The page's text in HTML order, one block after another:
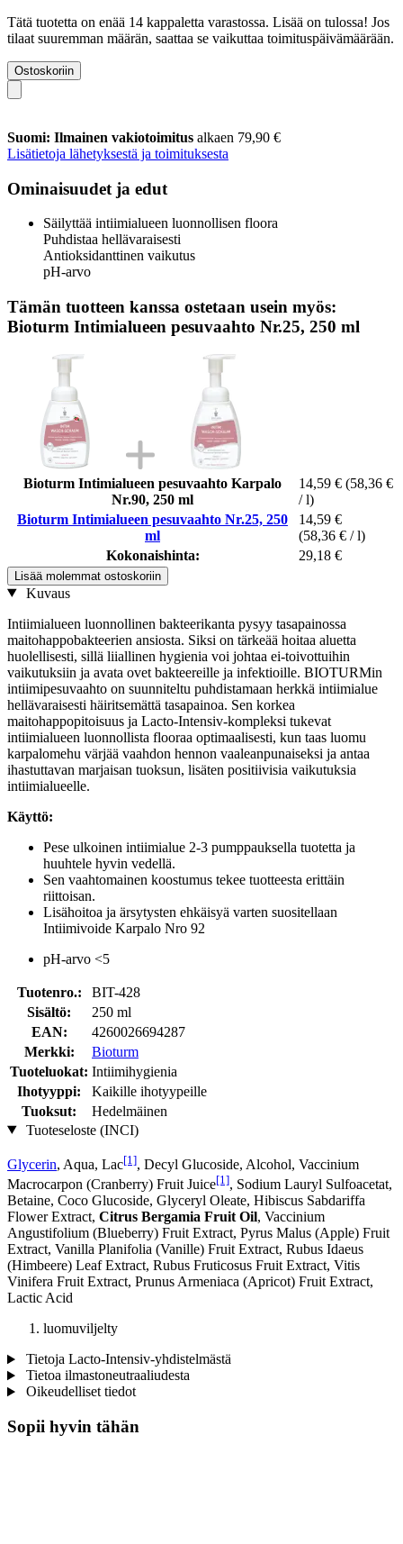
Tätä tuotetta on enää 14 kappaletta varastossa. Lisää on tulossa! Jos
tilaat suuremman määrän, saattaa se vaikuttaa toimituspäivämäärään.
Ostoskoriin
Suomi: Ilmainen vakiotoimitus alkaen 79,90 €
Lisätietoja lähetyksestä ja toimituksesta
Ominaisuudet ja edut
Säilyttää intiimialueen luonnollisen floora
Puhdistaa hellävaraisesti
Antioksidanttinen vaikutus
pH-arvo
Tämän tuotteen kanssa ostetaan usein myös:
Bioturm Intimialueen pesuvaahto Nr.25, 250 ml
Bioturm Intimialueen pesuvaahto Karpalo
Nr.90, 250 ml
14,59 € (58,36 €
/ l)
Bioturm Intimialueen pesuvaahto Nr.25, 250
ml
14,59 €
(58,36 € / l)
Kokonaishinta:
29,18 €
Lisää molemmat ostoskoriin
Kuvaus
Intiimialueen luonnollinen bakteerikanta pysyy tasapainossa
maitohappobakteerien ansiosta. Siksi on tärkeää hoitaa aluetta
huolellisesti, sillä liiallinen hygienia voi johtaa ei-toivottuihin
vaikutuksiin ja avata ovet bakteereille ja infektioille. BIOTURMin
intiimipesuvaahto on suunniteltu puhdistamaan herkkä intiimialue
hellävaraisesti häiritsemättä tasapainoa. Sen korkea
maitohappopitoisuus ja Lacto-Intensiv-kompleksi tukevat
intiimialueen luonnollista flooraa optimaalisesti, kun taas luomu
karpalomehu värjää vaahdon hennon vaaleanpunaiseksi ja antaa
ihastuttavan marjaisan tuoksun, lisäten positiivisia vaikutuksia
intiimialueelle.
Käyttö:
Pese ulkoinen intiimialue 2-3 pumppauksella tuotetta ja
huuhtele hyvin vedellä.
Sen vaahtomainen koostumus tekee tuotteesta erittäin
riittoisan.
Lisähoitoa ja ärsytysten ehkäisyä varten suositellaan
Intiimivoide Karpalo Nro 92
pH-arvo <5
Tuotenro.:
BIT-428
Sisältö:
250 ml
EAN:
4260026694287
Merkki:
Bioturm
Tuoteluokat: Intiimihygienia
Ihotyyppi:
Kaikille ihotyypeille
Tuoksut:
Hedelmäinen
Tuoteseloste (INCI)
Glycerin, Aqua, Lac[1], Decyl Glucoside, Alcohol, Vaccinium
Macrocarpon (Cranberry) Fruit Juice[1], Sodium Lauryl Sulfoacetat,
Betaine, Coco Glucoside, Glyceryl Oleate, Hibiscus Sabdariffa
Flower Extract, Citrus Bergamia Fruit Oil, Vaccinium
Angustifolium (Blueberry) Fruit Extract, Pyrus Malus (Apple) Fruit
Extract, Vanilla Planifolia (Vanille) Fruit Extract, Rubus Idaeus
(Himbeere) Leaf Extract, Rubus Fruticosus Fruit Extract, Vitis
Vinifera Fruit Extract, Prunus Armeniaca (Apricot) Fruit Extract,
Lactic Acid
luomuviljelty
Tietoja Lacto-Intensiv-yhdistelmästä
Tietoa ilmastoneutraaliudesta
Oikeudelliset tiedot
Sopii hyvin tähän